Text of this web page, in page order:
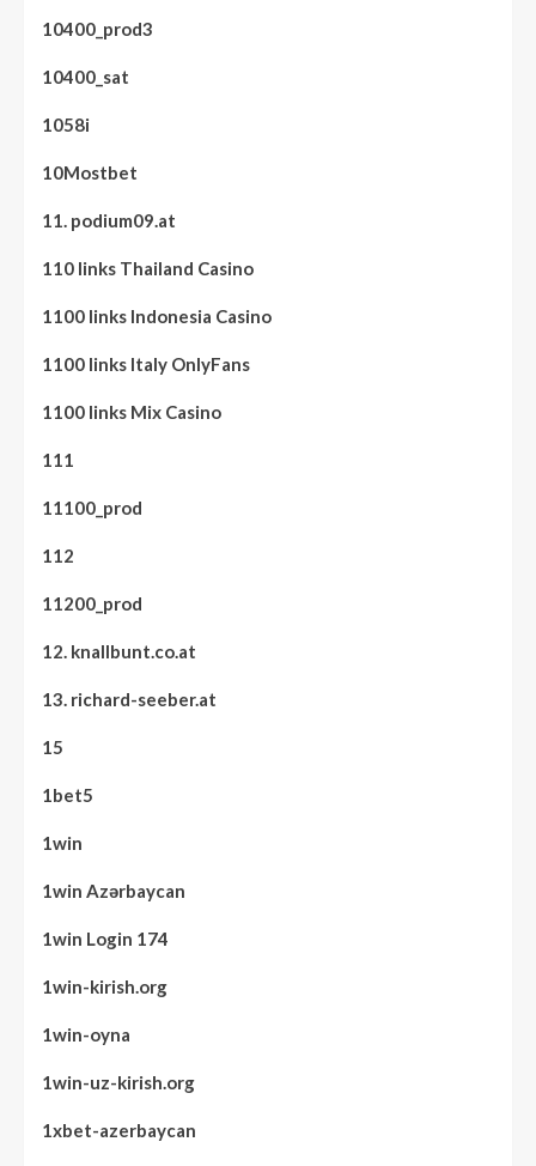
10400_prod3
10400_sat
1058i
10Mostbet
11. podium09.at
110 links Thailand Casino
1100 links Indonesia Casino
1100 links Italy OnlyFans
1100 links Mix Casino
111
11100_prod
112
11200_prod
12. knallbunt.co.at
13. richard-seeber.at
15
1bet5
1win
1win Azərbaycan
1win Login 174
1win-kirish.org
1win-oyna
1win-uz-kirish.org
1xbet-azerbaycan